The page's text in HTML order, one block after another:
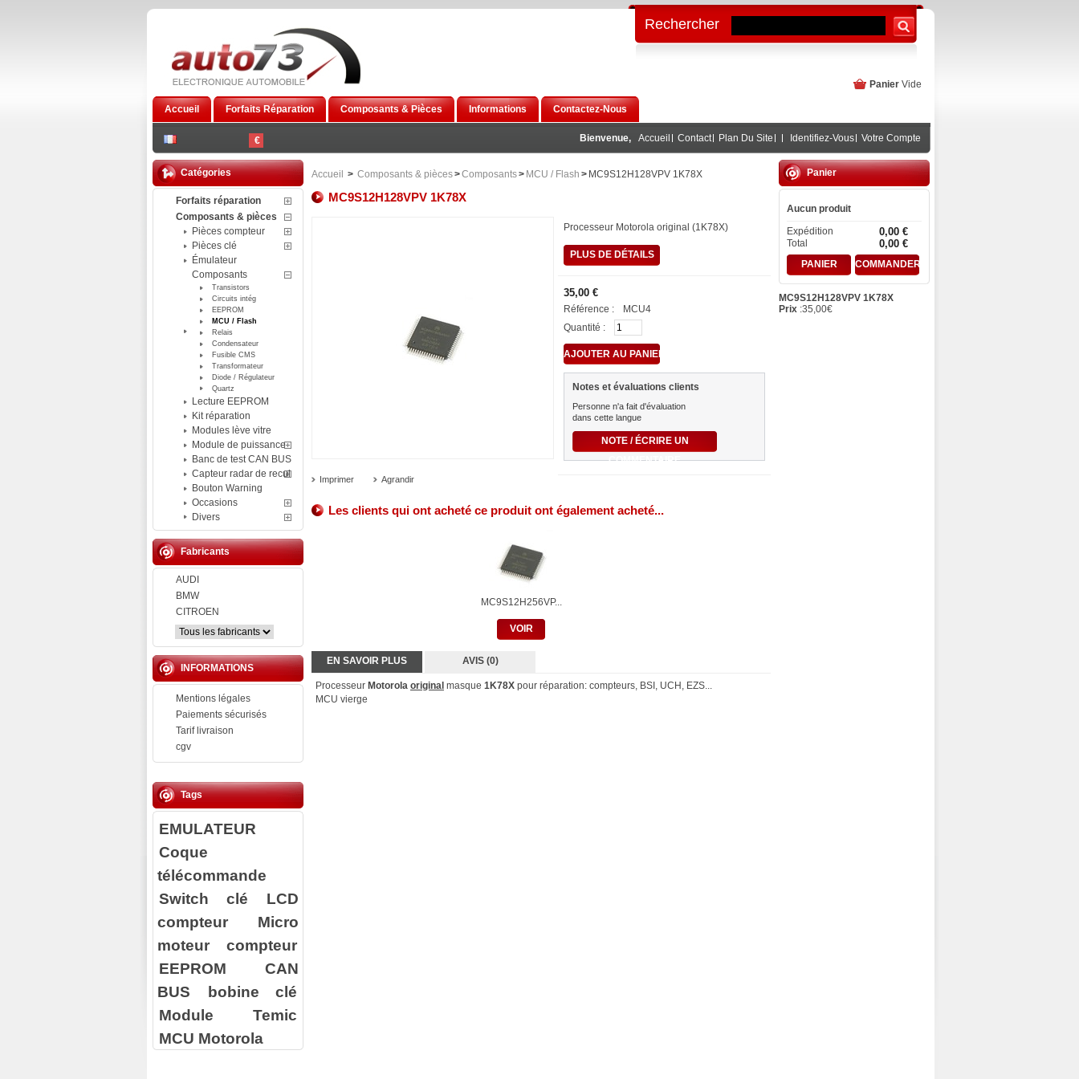
€
Accueil Forfaits Réparation Composants & Pièces Informations Contactez-Nous
Panier Vide
Bienvenue, Accueil Contact Plan Du Site Identifiez-Vous Votre Compte
Rechercher
Catégories
Forfaits réparation
Composants & pièces
Pièces compteur
Pièces clé
Émulateur
Composants
Transistors
Circuits intég
EEPROM
MCU / Flash
Relais
Condensateur
Fusible CMS
Transformateur
Diode / Régulateur
Quartz
Lecture EEPROM
Kit réparation
Modules lève vitre
Module de puissance
Banc de test CAN BUS
Capteur radar de recul
Bouton Warning
Occasions
Divers
Fabricants
AUDI
BMW
CITROEN
INFORMATIONS
Mentions légales
Paiements sécurisés
Tarif livraison
cgv
Tags
EMULATEUR
Coque
télécommande
Switch clé
LCD
compteur
Micro
moteur compteur
EEPROM
CAN
BUS
bobine clé
Module Temic
MCU Motorola
Accueil > Composants & pièces>Composants> MCU / Flash > MC9S12H128VPV 1K78X
MC9S12H128VPV 1K78X
Imprimer Agrandir
Processeur Motorola original (1K78X )
PLUS DE DÉTAILS
35,00 €
Référence :
MCU4
Quantité :
Notes et évaluations clients
Personne n'a fait d'évaluation
dans cette langue
NOTE / ÉCRIRE UN
COMMENTAIRE
Les clients qui ont acheté ce produit ont également acheté...
MC9S12H256VP...
VOIR
EN SAVOIR PLUS AVIS (0)
Processeur Motorola original masque 1K78X pour réparation: compteurs, BSI, UCH, EZS...
MCU vierge
Panier
Aucun produit
Expédition
0,00 €
Total 0,00 €
PANIER COMMANDER
MC9S12H128VPV 1K78X
Prix :35,00€